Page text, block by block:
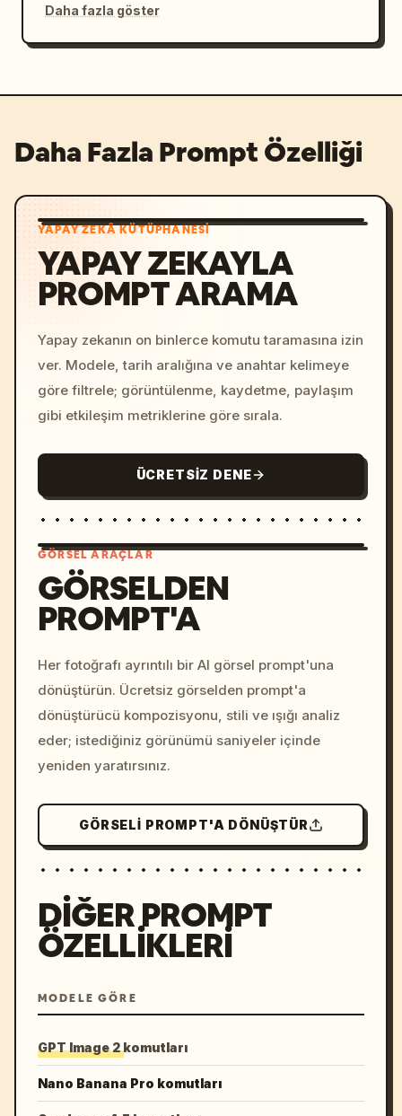
Daha fazla göster
Daha Fazla Prompt Özelliği
YAPAY ZEKÂ KÜTÜPHANESI
YAPAY ZEKAYLA
PROMPT ARAMA
Yapay zekanın on binlerce komutu taramasına izin
ver. Modele, tarih aralığına ve anahtar kelimeye
göre filtrele; görüntülenme, kaydetme, paylaşım
gibi etkileşim metriklerine göre sırala.
ÜCRETSIZ DENE
colors, 8k --v 6.0
GÖRSEL ARAÇLAR
GÖRSELDEN
PROMPT'A
Her fotoğrafı ayrıntılı bir AI görsel prompt'una
dönüştürün. Ücretsiz görselden prompt'a
dönüştürücü kompozisyonu, stili ve ışığı analiz
eder; istediğiniz görünümü saniyeler içinde
yeniden yaratırsınız.
GÖRSELI PROMPT'A DÖNÜŞTÜR
DIĞER PROMPT
ÖZELLIKLERI
MODELE GÖRE
GPT Image 2 komutları
Nano Banana Pro komutları